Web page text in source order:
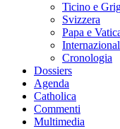
Ticino e
Svizzera
Papa e
Cronologia
Dossiers
Agenda
Catholica
Commenti
Multimedia